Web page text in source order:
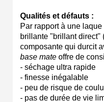
Qualités et défauts :
Par rapport à une
brillante "brillant direct"
composante qui durcit
base mateoffre de
- séchage ultra rapide
- finesse inégalable
- peu de risque de
- pas de durée de vie